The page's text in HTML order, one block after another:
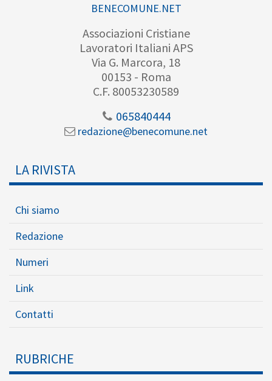
BENECOMUNE.NET
Associazioni Cristiane
Lavoratori Italiani APS
Via G. Marcora, 18
00153 - Roma
C.F. 80053230589
065840444
redazione@benecomune.net
LA RIVISTA
Chi siamo
Redazione
Numeri
Link
Contatti
RUBRICHE